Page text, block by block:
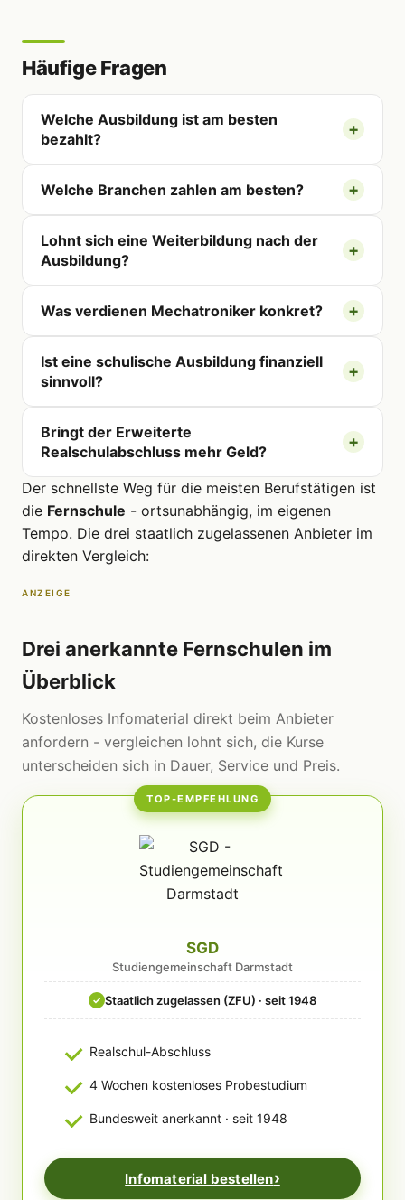
Häufige Fragen
Welche Ausbildung ist am besten
bezahlt?
Welche Branchen zahlen am besten?
Lohnt sich eine Weiterbildung nach der
Ausbildung?
Was verdienen Mechatroniker konkret?
Ist eine schulische Ausbildung finanziell
sinnvoll?
Bringt der Erweiterte
Realschulabschluss mehr Geld?
Der schnellste Weg für die meisten Berufstätigen ist
die Fernschule - ortsunabhängig, im eigenen
Tempo. Die drei staatlich zugelassenen Anbieter im
direkten Vergleich:
ANZEIGE
Drei anerkannte Fernschulen im
Überblick
Kostenloses Infomaterial direkt beim Anbieter
anfordern - vergleichen lohnt sich, die Kurse
unterscheiden sich in Dauer, Service und Preis.
TOP-EMPFEHLUNG
SGD
Studiengemeinschaft Darmstadt
✓ Staatlich zugelassen (ZFU) · seit 1948
Realschul-Abschluss
4 Wochen kostenloses Probestudium
Bundesweit anerkannt · seit 1948
Infomaterial bestellen